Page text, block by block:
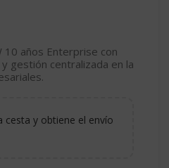
10 años Enterprise con
gestión centralizada en la
cesta y obtiene el envío